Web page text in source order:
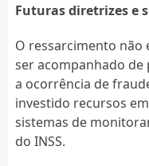
Futuras diretrizes e
O ressarcimento não
ser acompanhado
a ocorrência de
investido recursos
sistemas de
do INSS.